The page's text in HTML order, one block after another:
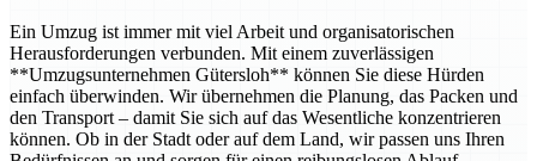
Ein Umzug ist immer mit viel Arbeit und organisatorischen
Herausforderungen verbunden. Mit einem zuverlässigen
**Umzugsunternehmen Gütersloh** können Sie diese Hürden
einfach überwinden. Wir übernehmen die Planung, das Packen und
den Transport – damit Sie sich auf das Wesentliche konzentrieren
können. Ob in der Stadt oder auf dem Land, wir passen uns Ihren